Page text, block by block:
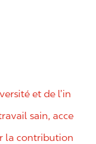
et de l’in
sain, acce
la contribution